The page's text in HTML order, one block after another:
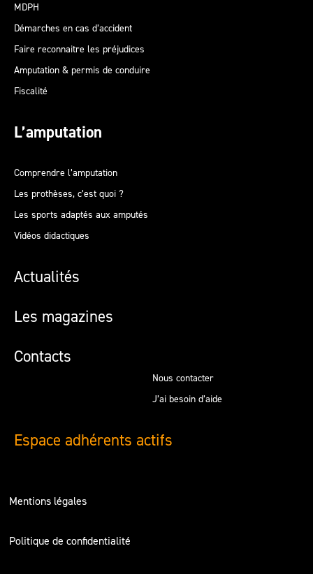
MDPH
Démarches en cas d’accident
Faire reconnaitre les préjudices
Amputation & permis de conduire
Fiscalité
L’amputation
Comprendre l’amputation
Les prothèses, c’est quoi ?
Les sports adaptés aux amputés
Vidéos didactiques
Actualités
Les magazines
Contacts
Nous contacter
J’ai besoin d’aide
Espace adhérents actifs
Mentions légales
Politique de confidentialité